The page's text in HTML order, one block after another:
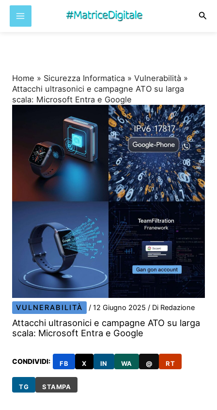
Home » Sicurezza Informatica »Vulnerabilità »
Attacchi ultrasonici e campagne ATO su larga
scala: Microsoft Entra e Google
VULNERABILITÀ /12 Giugno 2025/ Di Redazione
Attacchi ultrasonici e campagne ATO su larga
scala: Microsoft Entra e Google
CONDIVIDI: FB X IN WA @ RT
TG STAMPA